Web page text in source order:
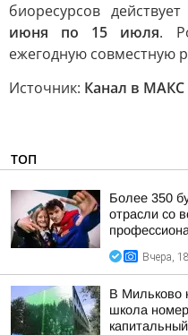
биоресурсов
июня по 15 июля.
ежегодную совместную
Источник: Канал в МАКС
ТОП
Более 350
отрасли со
Вчера,
В Мильково
школа